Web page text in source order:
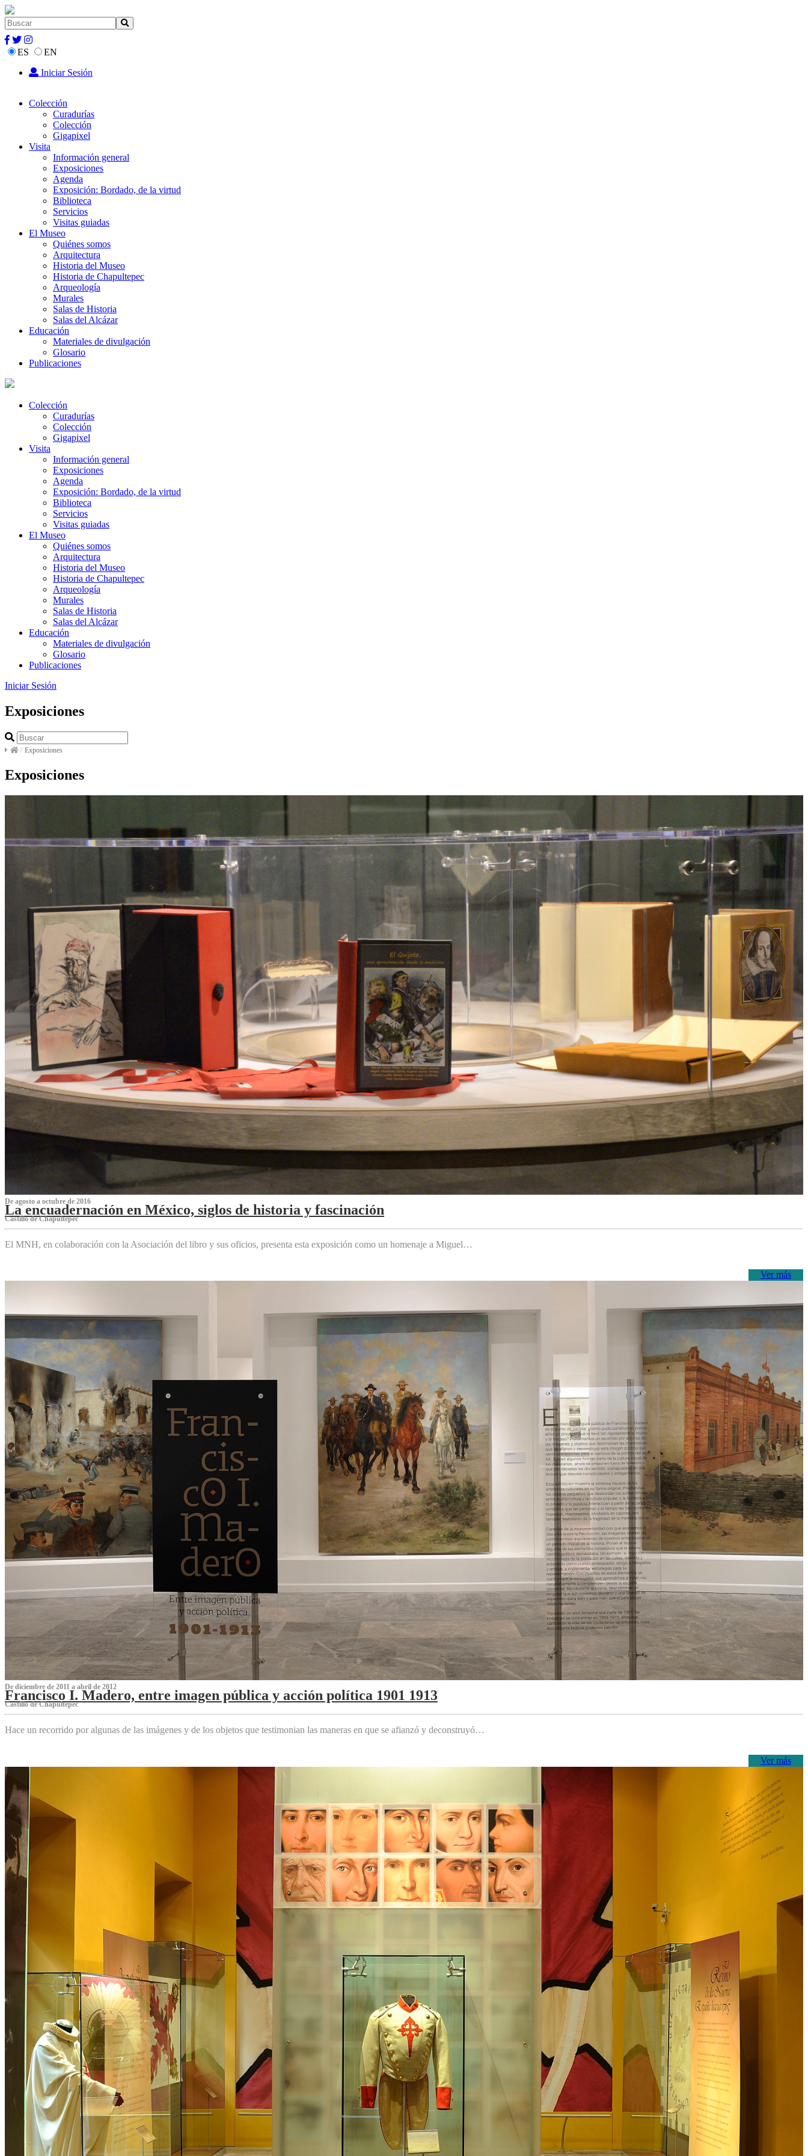
ES
EN
Iniciar Sesión
Colección
Curadurías
Colección
Gigapixel
Visita
Información general
Exposiciones
Agenda
Exposición: Bordado, de la virtud
Biblioteca
Servicios
Visitas guiadas
El Museo
Quiénes somos
Arquitectura
Historia del Museo
Historia de Chapultepec
Arqueología
Murales
Salas de Historia
Salas del Alcázar
Educación
Materiales de divulgación
Glosario
Publicaciones
Colección
Curadurías
Colección
Gigapixel
Visita
Información general
Exposiciones
Agenda
Exposición: Bordado, de la virtud
Biblioteca
Servicios
Visitas guiadas
El Museo
Quiénes somos
Arquitectura
Historia del Museo
Historia de Chapultepec
Arqueología
Murales
Salas de Historia
Salas del Alcázar
Educación
Materiales de divulgación
Glosario
Publicaciones
Iniciar Sesión
Exposiciones
/ Exposiciones
Exposiciones
De agosto a octubre de 2016
La encuadernación en México, siglos de historia y fascinación
Castillo de Chapultepec
El MNH, en colaboración con la Asociación del libro y sus oficios, presenta esta exposición como un homenaje a Miguel…
Ver más
De diciembre de 2011 a abril de 2012
Francisco I. Madero, entre imagen pública y acción política 1901 1913
Castillo de Chapultepec
Hace un recorrido por algunas de las imágenes y de los objetos que testimonian las maneras en que se afianzó y deconstruyó…
Ver más